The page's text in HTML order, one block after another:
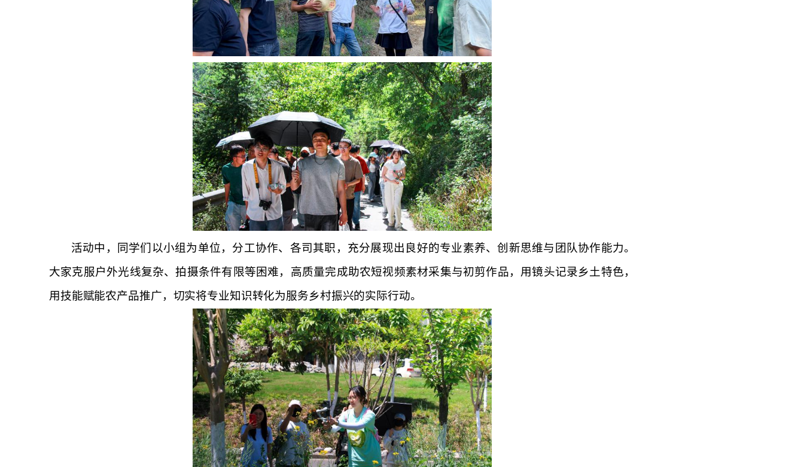
活动中，同学们以小组为单位，分工协作、各司其职，充分展现出良好的专业素养、创新思维与团队协作能力。
大家克服户外光线复杂、拍摄条件有限等困难，高质量完成助农短视频素材采集与初剪作品，用镜头记录乡土特色，
用技能赋能农产品推广，切实将专业知识转化为服务乡村振兴的实际行动。